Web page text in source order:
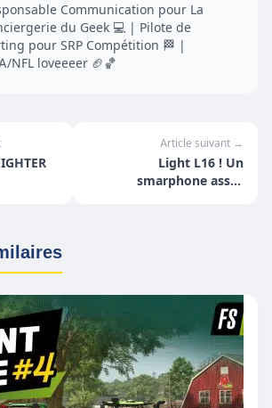
Communication pour La
du Geek 💻 | Pilote de
pour SRP Compétition 🏁 |
NFL loveeeer 🏈🏀
Article suivant →
Light L16 ! Un
smarphone assez